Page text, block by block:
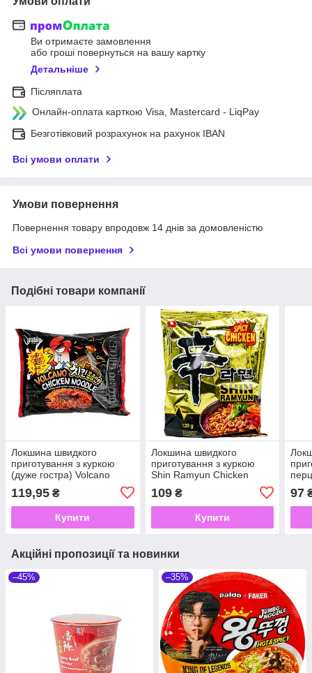
Ви отримаєте замовлення
або гроші повернуться на вашу картку
Детальніше
Післяплата
Онлайн-оплата карткою Visa, Mastercard - LiqPay
Безготівковий розрахунок на рахунок IBAN
Всі умови оплати
Умови повернення
Повернення товару впродовж 14 днів за домовленістю
Всі умови повернення
Подібні товари компанії
Локшина швидкого
приготування з куркою
(дуже гостра) Volcano
140 г
119,95 ₴
Купити
Локшина швидкого
приготування з куркою
Shin Ramyun Chicken
109₴
Купити
97
Акційні пропозиції та новинки
–45% –35%